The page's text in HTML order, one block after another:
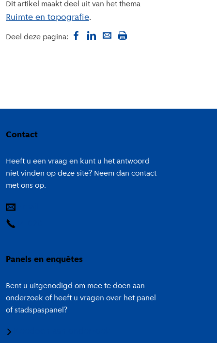
Dit artikel maakt deel uit van het thema
Ruimte en topografie
Deel deze pagina:
Contact
Heeft u een vraag en kunt u het antwoord
niet vinden op deze site? Neem dan contact
met ons op.
Panels en enquêtes
Bent u uitgenodigd om mee te doen aan
onderzoek of heeft u vragen over het panel
of stadspaspanel?